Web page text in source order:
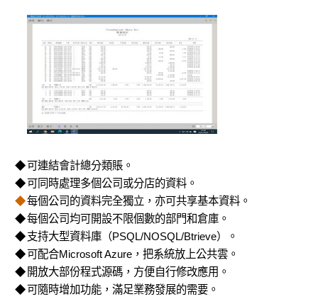
◆ 可連結會計總分類賬。
◆ 可同時處理多個公司或分店的資料。
◆每個公司的資料完全獨立，亦可共享基本資料。
◆每個公司均可開設不限個數的部門和倉庫。
◆支持大型資料庫（PSQL/NOSQL/Btrieve）。
◆ 可配合Microsoft Azure ，把系統放上公共雲。
◆ 開放大部份程式源碼，方便自行修改應用。
◆ 可隨時增加功能，滿足業務發展的需要。